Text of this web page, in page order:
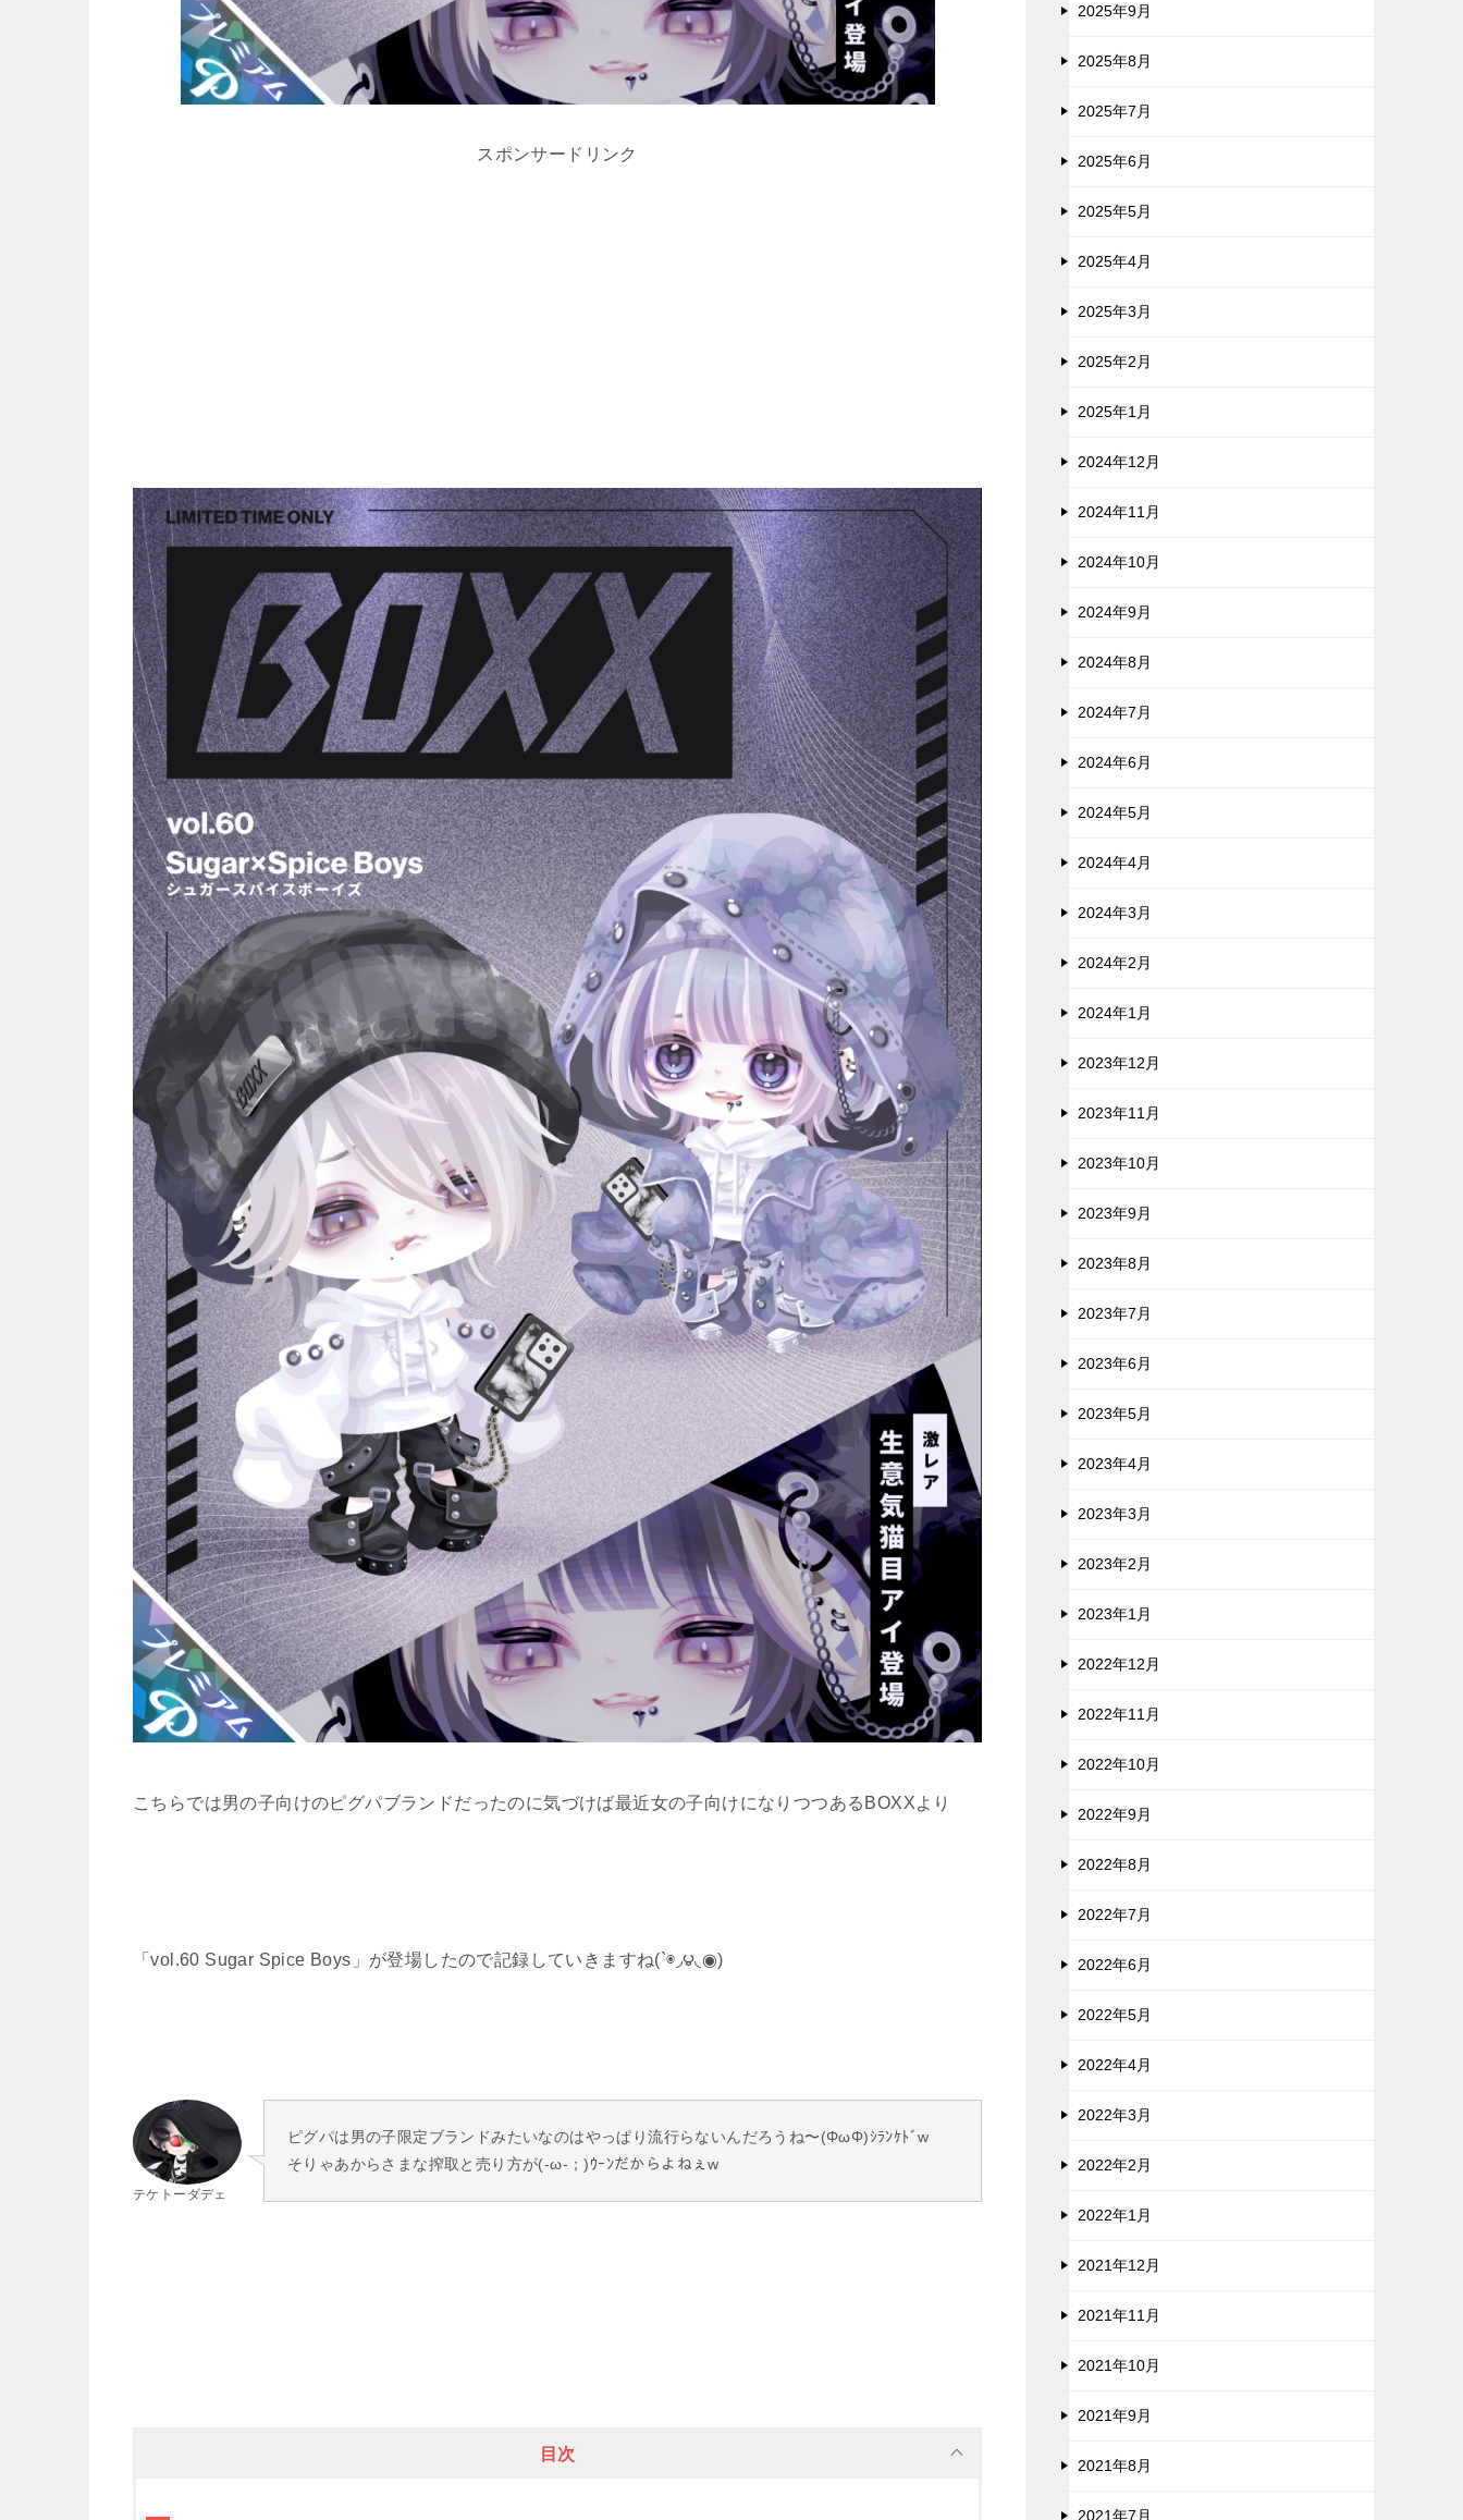
スポンサードリンク
こちらでは男の子向けのピグパブランドだったのに気づけば最近女の子向けになりつつあるBOXXより
「vol.60 Sugar Spice Boys」が登場したので記録していきますね(`◉◞౪◟◉)
テケトーダデェ
ピグパは男の子限定ブランドみたいなのはやっぱり流行らないんだろうね〜(ΦωΦ)ｼﾗﾝｹﾄﾞw
そりゃあからさまな搾取と売り方が(-ω-；)ｳｰﾝだからよねぇw
目次
2025年9月
2025年8月
2025年7月
2025年6月
2025年5月
2025年4月
2025年3月
2025年2月
2025年1月
2024年12月
2024年11月
2024年10月
2024年9月
2024年8月
2024年7月
2024年6月
2024年5月
2024年4月
2024年3月
2024年2月
2024年1月
2023年12月
2023年11月
2023年10月
2023年9月
2023年8月
2023年7月
2023年6月
2023年5月
2023年4月
2023年3月
2023年2月
2023年1月
2022年12月
2022年11月
2022年10月
2022年9月
2022年8月
2022年7月
2022年6月
2022年5月
2022年4月
2022年3月
2022年2月
2022年1月
2021年12月
2021年11月
2021年10月
2021年9月
2021年8月
2021年7月